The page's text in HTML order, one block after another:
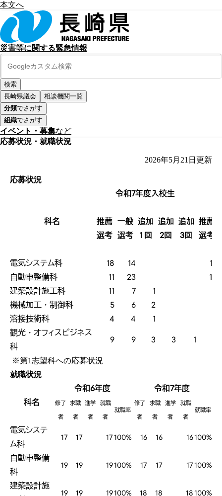
本文へ
災害等に関する緊急情報
長崎県議会
相談機関一覧
分類でさがす
組織でさがす
イベント・募集など
応募状況・就職状況
2026年5月21日 更新
応募状況
科名
令和7年度入校生
推薦
選考
一般
選考
追加
1 回
追加
2回
追加
3回
推薦
選考
電気システム科 18 14
16
自動車整備科
11 23
10
建築設計施工科
11 7 1
機械加工・制御科
5 6 2
溶接技術科
4 4 1
観光・オフィスビジネス
科
9 9 3 3 1
※第1志望科への応募状況
就職状況
科名
令和6年度 令和7年度
修了
者
求職
者
進学
者
就職
者
就職率
修了
者
求職
者
進学
者
就職
者
就職率
電気システ
ム科
17 17 17 100% 16 16 16100%
自動車整備
科
19 19 19100% 17 17 17 100%
建築設計施
19 19 19100% 18 18 18 100%